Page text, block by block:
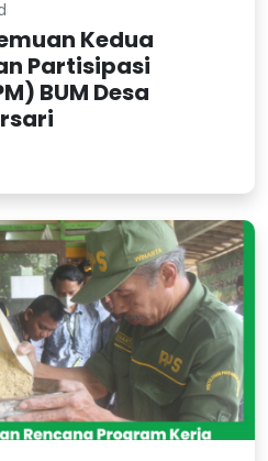
Kedua
Partisipasi
BUM Desa